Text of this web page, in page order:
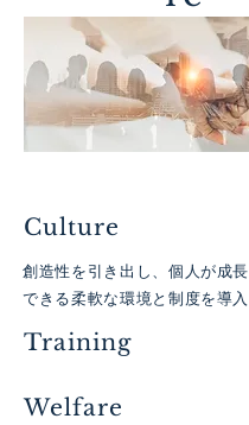
Culture
創造性を引き出し、個人が成長
できる柔軟な環境と制度を導入
Training
Welfare